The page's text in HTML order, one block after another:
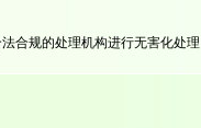
合规的处理机构进行无害化处理